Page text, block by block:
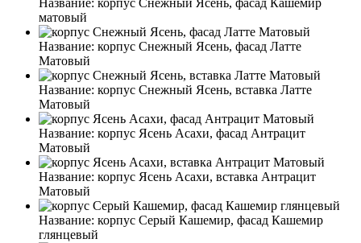
Название: корпус Снежный Ясень, фасад Кашемир
матовый
Название: корпус Снежный Ясень, фасад Латте
Матовый
Название: корпус Снежный Ясень, вставка Латте
Матовый
Название: корпус Ясень Асахи, фасад Антрацит
Матовый
Название: корпус Ясень Асахи, вставка Антрацит
Матовый
Название: корпус Серый Кашемир, фасад Кашемир
глянцевый